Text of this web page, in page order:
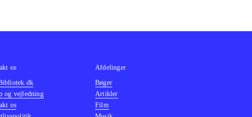
os
og vejledning
os
Afdelinger
Bøger
Artikler
Film